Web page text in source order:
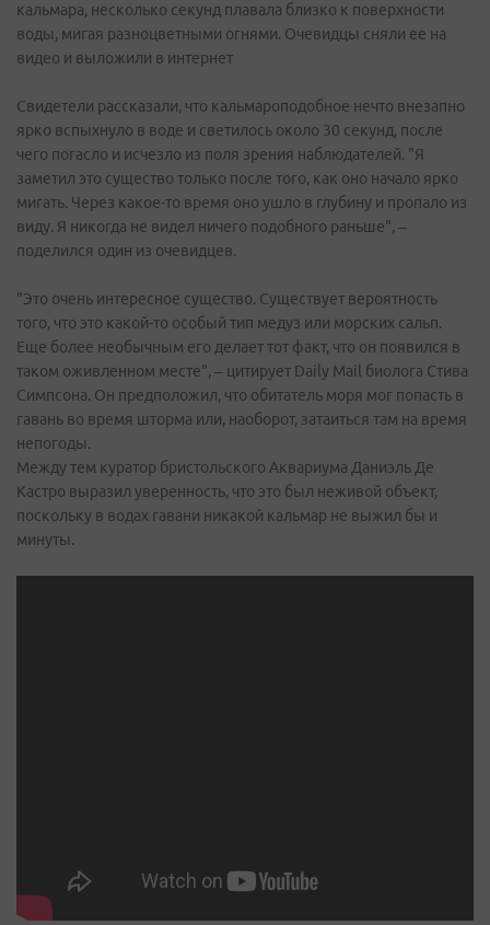
кальмара, несколько секунд плавала близко к поверхности
воды, мигая разноцветными огнями. Очевидцы сняли ее на
видео и выложили в интернет
Свидетели рассказали, что кальмароподобное нечто внезапно
ярко вспыхнуло в воде и светилось около 30 секунд, после
чего погасло и исчезло из поля зрения наблюдателей. "Я
заметил это существо только после того, как оно начало ярко
мигать. Через какое-то время оно ушло в глубину и пропало из
виду. Я никогда не видел ничего подобного раньше", –
поделился один из очевидцев.
"Это очень интересное существо. Существует вероятность
того, что это какой-то особый тип медуз или морских сальп.
Еще более необычным его делает тот факт, что он появился в
таком оживленном месте", – цитирует Daily Mail биолога Стива
Симпсона. Он предположил, что обитатель моря мог попасть в
гавань во время шторма или, наоборот, затаиться там на время
непогоды.
Между тем куратор бристольского Аквариума Даниэль Де
Кастро выразил уверенность, что это был неживой объект,
поскольку в водах гавани никакой кальмар не выжил бы и
минуты.